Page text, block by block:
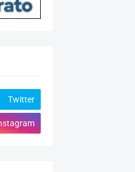
Twitter